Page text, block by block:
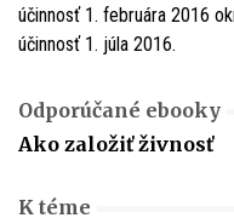
účinnosť 1. februára 2016
účinnosť 1. júla 2016.
Odporúčané ebooky
Ako založiť živnosť
K téme